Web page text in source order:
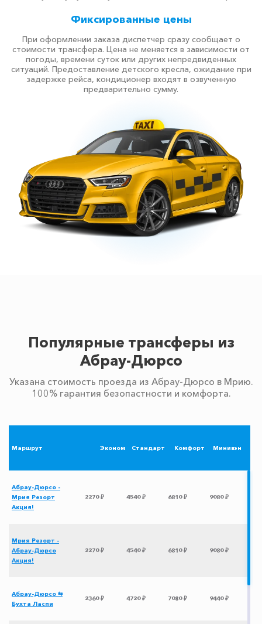
Фиксированные цены
При оформлении заказа диспетчер сразу сообщает о
стоимости трансфера. Цена не меняется в зависимости от
погоды, времени суток или других непредвиденных
ситуаций. Предоставление детского кресла, ожидание при
задержке рейса, кондиционер входят в озвученную
предварительно сумму.
Популярные трансферы из
Абрау-Дюрсо
Указана стоимость проезда из Абрау-Дюрсо в Мрию.
100% гарантия безопастности и комфорта.
Маршрут Эконом Стандарт Комфорт Минивэн
Абрау-Дюрсо -
Мрия Резорт
Акция!
2270 ₽ 4540 ₽ 6810 ₽ 9080 ₽
Мрия Резорт -
Абрау-Дюрсо
Акция!
2270 ₽ 4540 ₽ 6810 ₽ 9080 ₽
Абрау-Дюрсо ⇆
Бухта Ласпи
2360 ₽ 4720 ₽ 7080 ₽ 9440 ₽